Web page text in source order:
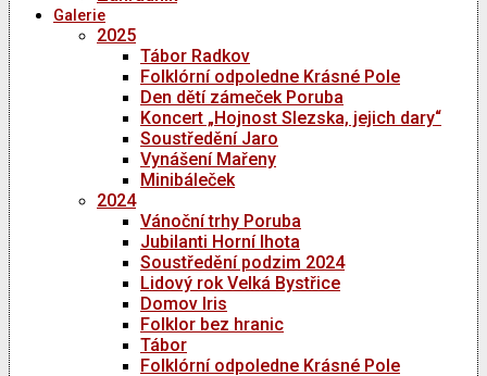
Galerie
2025
Tábor Radkov
Folklórní odpoledne Krásné Pole
Den dětí zámeček Poruba
Koncert „Hojnost Slezska, jejich dary“
Soustředění Jaro
Vynášení Mařeny
Minibáleček
2024
Vánoční trhy Poruba
Jubilanti Horní lhota
Soustředění podzim 2024
Lidový rok Velká Bystřice
Domov Iris
Folklor bez hranic
Tábor
Folklórní odpoledne Krásné Pole